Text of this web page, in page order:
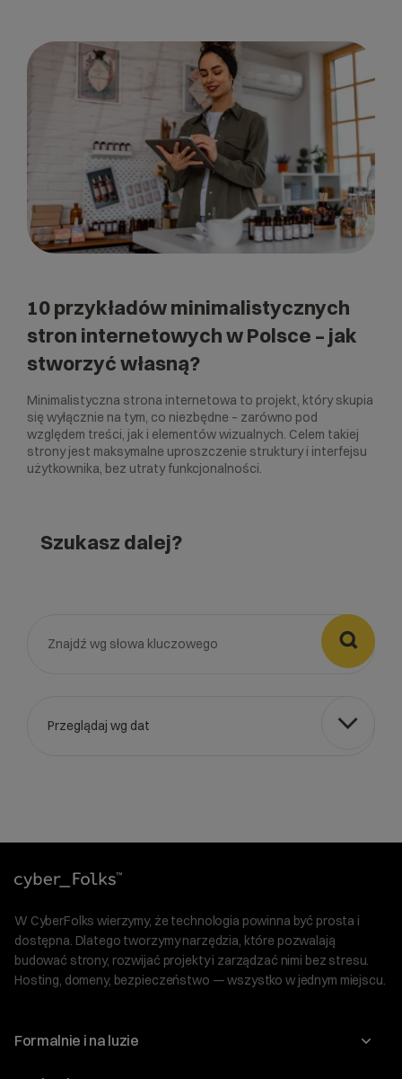
10 przykładów minimalistycznych
stron internetowych w Polsce – jak
stworzyć własną?
Minimalistyczna strona internetowa to projekt, który skupia
się wyłącznie na tym, co niezbędne – zarówno pod
względem treści, jak i elementów wizualnych. Celem takiej
strony jest maksymalne uproszczenie struktury i interfejsu
użytkownika, bez utraty funkcjonalności.
Szukasz dalej?

Przeglądaj wg dat
W CyberFolks wierzymy, że technologia powinna być prosta i
dostępna. Dlatego tworzymy narzędzia, które pozwalają
budować strony, rozwijać projekty i zarządzać nimi bez stresu.
Hosting, domeny, bezpieczeństwo — wszystko w jednym miejscu.
Formalnie i na luzie